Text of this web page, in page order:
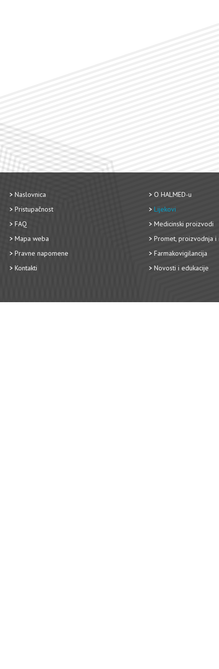
Naslovnica
Pristupačnost
FAQ
Mapa weba
Pravne napomene
Kontakti
O HALMED-u
Lijekovi
Medicinski proizvodi
Promet, proizvodnja i
Farmakovigilancija
Novosti i edukacije